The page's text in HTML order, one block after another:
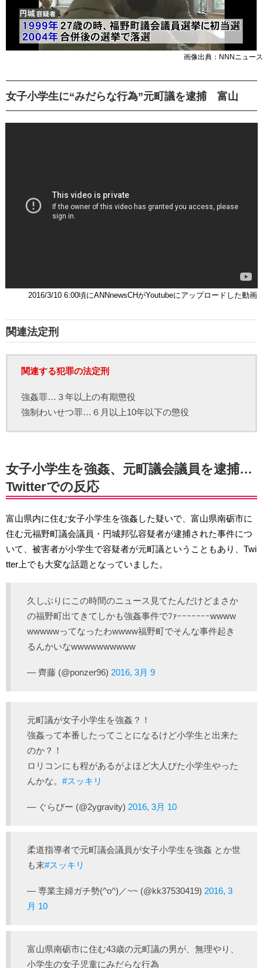
画像出典：NNNニュース
女子小学生に“みだらな行為”元町議を逮捕 富山
2016/3/10 6:00頃にANNnewsCHがYoutubeにアップロードした動画
関連法定刑
関連する犯罪の法定刑
強姦罪…３年以上の有期懲役
強制わいせつ罪…６月以上10年以下の懲役
女子小学生を強姦、元町議会議員を逮捕…
Twitterでの反応
富山県内に住む女子小学生を強姦した疑いで、富山県南砺市に
住む元福野町議会議員・円城邦弘容疑者が逮捕された事件につ
いて、被害者が小学生で容疑者が元町議ということもあり、Twi
tter上でも大変な話題となっていました。
久しぶりにこの時間のニュース見てたんだけどまさか
の福野町出てきてしかも強姦事件でﾌｧｰｰｰｰｰｰｰwwww
wwwwwってなったわwwww福野町でそんな事件起き
るんかいなwwwwwwwwww
— 齊藤 (@ponzer96) 2016, 3月 9
元町議が女子小学生を強姦？！
強姦って本番したってことになるけど小学生と出来た
のか？！
ロリコンにも程があるがよほど大人びた小学生やった
んかな。 #スッキリ
— ぐらびー (@2ygravity) 2016, 3月 10
柔道指導者で元町議会議員が女子小学生を強姦 とか世
も末#スッキリ
— 専業主婦ガチ勢(^o^)／~~ (@kk37530419) 2016, 3
月 10
富山県南砺市に住む43歳の元町議の男が、無理やり、
小学生の女子児童にみだらな行為